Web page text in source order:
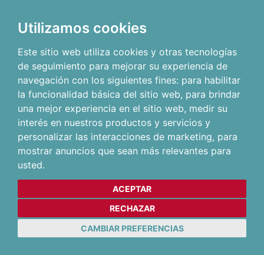
Utilizamos cookies
Este sitio web utiliza cookies y otras tecnologías
de seguimiento para mejorar su experiencia de
navegación con los siguientes fines: para habilitar
la funcionalidad básica del sitio web, para brindar
una mejor experiencia en el sitio web, medir su
interés en nuestros productos y servicios y
personalizar las interacciones de marketing, para
mostrar anuncios que sean más relevantes para
usted.
ACEPTAR
RECHAZAR
CAMBIAR PREFERENCIAS